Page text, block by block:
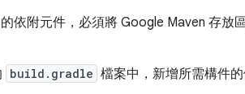
依附元件，必須將 Google Maven 存放
build.gradle 檔案中，新增所需構件的